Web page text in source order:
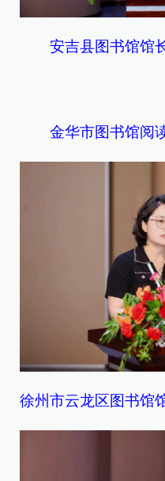
安吉县图书馆馆
金华市图书馆阅
徐州市云龙区图书馆